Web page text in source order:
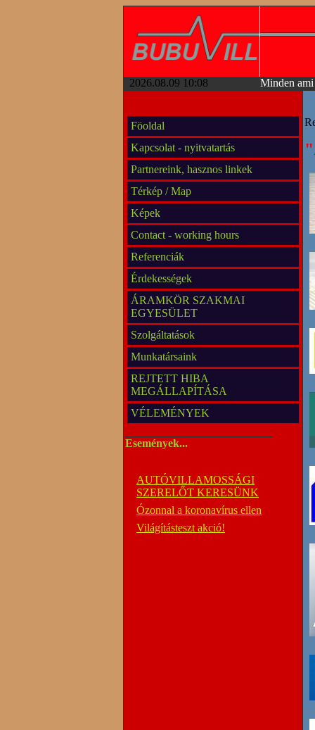
Minden ami
2026.08.09 10:08
Föoldal
Kapcsolat - nyitvatartás
Partnereink, hasznos linkek
Térkép / Map
Képek
Contact - working hours
Referenciák
Érdekességek
ÁRAMKÖR SZAKMAI
EGYESÜLET
Szolgáltatások
Munkatársaink
REJTETT HIBA
MEGÁLLAPÍTÁSA
VÉLEMÉNYEK
Események...
AUTÓVILLAMOSSÁGI
SZERELŐT KERESÜNK
Ózonnal a koronavírus ellen
Világításteszt akció!